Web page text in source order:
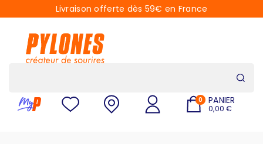
Livraison offerte dès 59€ en France
0 PANIER
0,00 €